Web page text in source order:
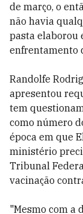
de março, o
não havia
pasta elaborou
enfrentamento
Randolfe
apresentou
tem
como número
época em que
ministério
Tribunal
vacinação
"Mesmo com a